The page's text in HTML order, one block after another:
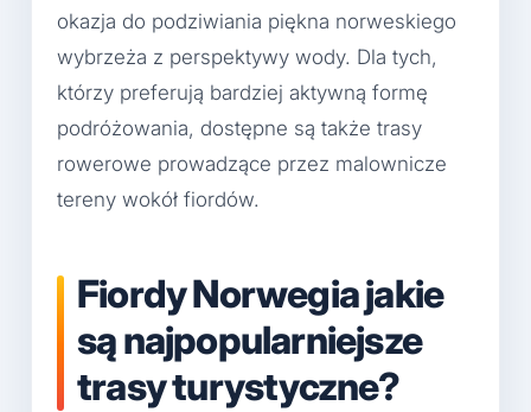
okazja do podziwiania piękna norweskiego
wybrzeża z perspektywy wody. Dla tych,
którzy preferują bardziej aktywną formę
podróżowania, dostępne są także trasy
rowerowe prowadzące przez malownicze
tereny wokół fiordów.
Fiordy Norwegia jakie
są najpopularniejsze
trasy turystyczne?